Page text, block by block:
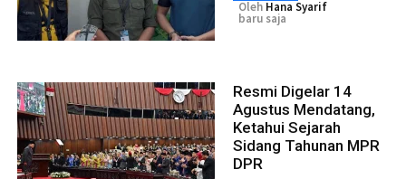
Oleh Hana Syarif
baru saja
Resmi Digelar 14
Agustus Mendatang,
Ketahui Sejarah
Sidang Tahunan MPR
DPR